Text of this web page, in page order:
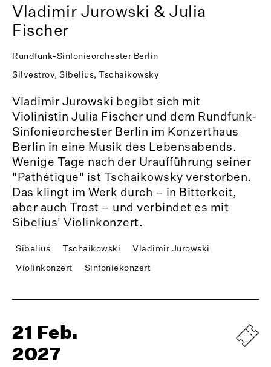
Vladimir Jurowski & Julia
Fischer
Rundfunk-Sinfonieorchester Berlin
Silvestrov, Sibelius, Tschaikowsky
Vladimir Jurowski begibt sich mit
Violinistin Julia Fischer und dem Rundfunk-
Sinfonieorchester Berlin im Konzerthaus
Berlin in eine Musik des Lebensabends.
Wenige Tage nach der Uraufführung seiner
"Pathétique" ist Tschaikowsky verstorben.
Das klingt im Werk durch – in Bitterkeit,
aber auch Trost – und verbindet es mit
Sibelius' Violinkonzert.
Sibelius Tschaikowski
Vladimir Jurowski
Violinkonzert
Sinfoniekonzert
21 Feb.
2027